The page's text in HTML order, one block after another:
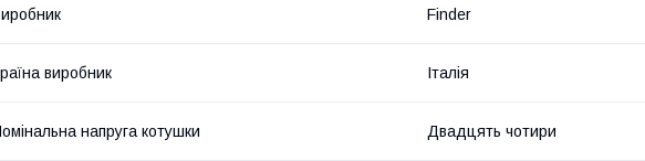
Finder
виробник Італія
напруга котушки Двадцять чотири